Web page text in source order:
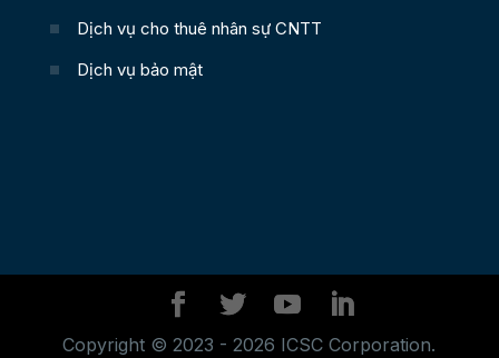
Dịch vụ cho thuê nhân sự CNTT
Dịch vụ bảo mật
Copyright © 2023 - 2026 ICSC Corporation.